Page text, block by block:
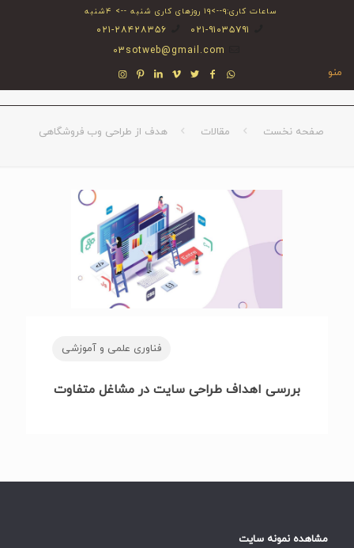
ساعات کاری:۹-->۱۹ روزهای کاری شنبه --> ۴شنبه
۰۲۱-۹۱۰۳۵۷۹۱
۰۲۱-۲۸۴۲۸۳۵۶
03sotweb@gmail.com
منو
صفحه نخست مقالات هدف از طراحی وب فروشگاهی
فناوری علمی و آموزشی
بررسی اهداف طراحی سایت در مشاغل متفاوت
مشاهده نمونه سایت